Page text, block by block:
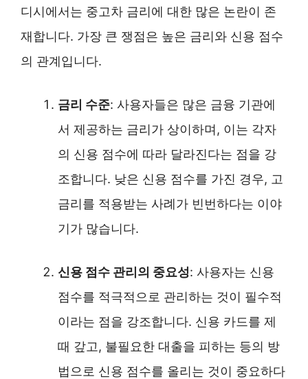
디시에서는 중고차 금리에 대한 많은 논란이 존
재합니다. 가장 큰 쟁점은 높은 금리와 신용 점수
의 관계입니다.
금리 수준: 사용자들은 많은 금융 기관에
서 제공하는 금리가 상이하며, 이는 각자
의 신용 점수에 따라 달라진다는 점을 강
조합니다. 낮은 신용 점수를 가진 경우, 고
금리를 적용받는 사례가 빈번하다는 이야
기가 많습니다.
신용 점수 관리의 중요성: 사용자는 신용
점수를 적극적으로 관리하는 것이 필수적
이라는 점을 강조합니다. 신용 카드를 제
때 갚고, 불필요한 대출을 피하는 등의 방
법으로 신용 점수를 올리는 것이 중요하다